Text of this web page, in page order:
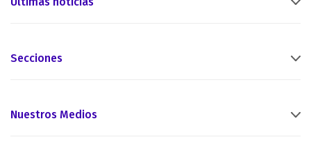
Secciones
Nuestros Medios